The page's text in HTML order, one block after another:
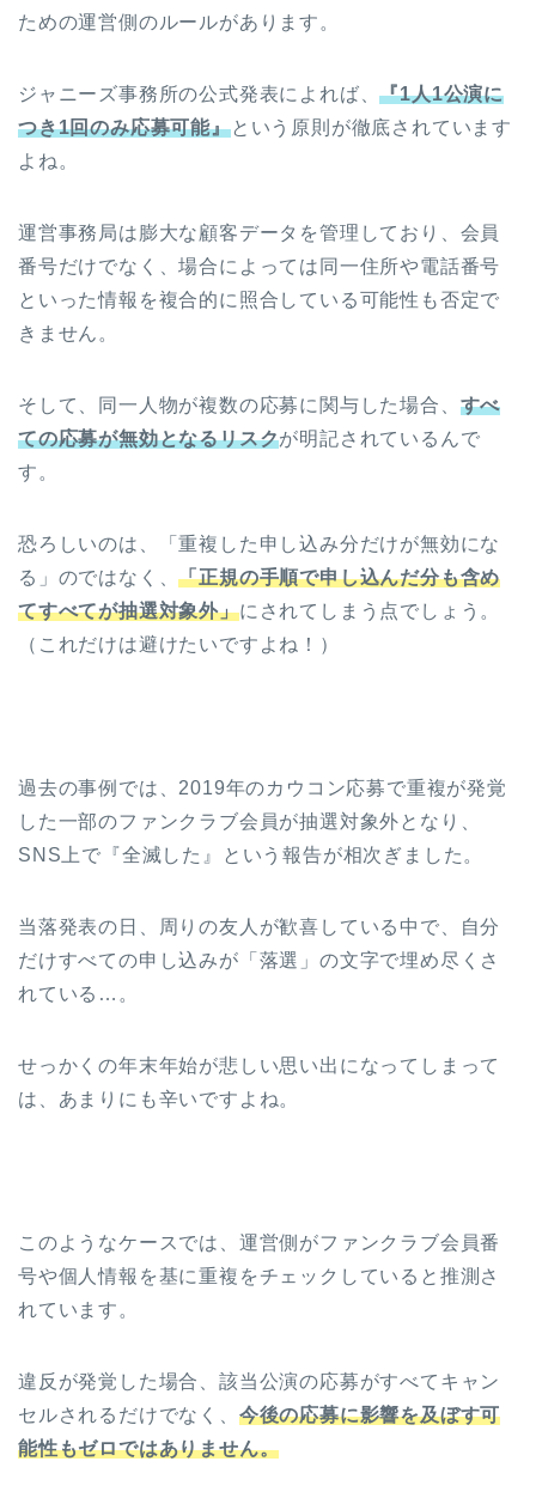
ための運営側のルールがあります。
ジャニーズ事務所の公式発表によれば、『1人1公演に
つき1回のみ応募可能』という原則が徹底されています
よね。
運営事務局は膨大な顧客データを管理しており、会員
番号だけでなく、場合によっては同一住所や電話番号
といった情報を複合的に照合している可能性も否定で
きません。
そして、同一人物が複数の応募に関与した場合、 すべ
ての応募が無効となるリスクが明記されているんで
す。
恐ろしいのは、「重複した申し込み分だけが無効にな
る」のではなく、「正規の手順で申し込んだ分も含め
てすべてが抽選対象外」にされてしまう点でしょう。
（これだけは避けたいですよね！）
過去の事例では、2019年のカウコン応募で重複が発覚
した一部のファンクラブ会員が抽選対象外となり、
SNS上で『全滅した』という報告が相次ぎました。
当落発表の日、周りの友人が歓喜している中で、自分
だけすべての申し込みが「落選」の文字で埋め尽くさ
れている…。
せっかくの年末年始が悲しい思い出になってしまって
は、あまりにも辛いですよね。
このようなケースでは、運営側がファンクラブ会員番
号や個人情報を基に重複をチェックしていると推測さ
れています。
違反が発覚した場合、該当公演の応募がすべてキャン
セルされるだけでなく、 今後の応募に影響を及ぼす可
能性もゼロではありません。